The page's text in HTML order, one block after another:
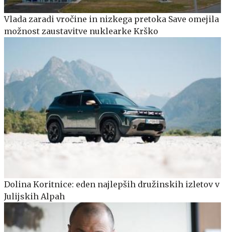
Vlada zaradi vročine in nizkega pretoka Save omejila
možnost zaustavitve nuklearke Krško
Dolina Koritnice: eden najlepših družinskih izletov v
Julijskih Alpah